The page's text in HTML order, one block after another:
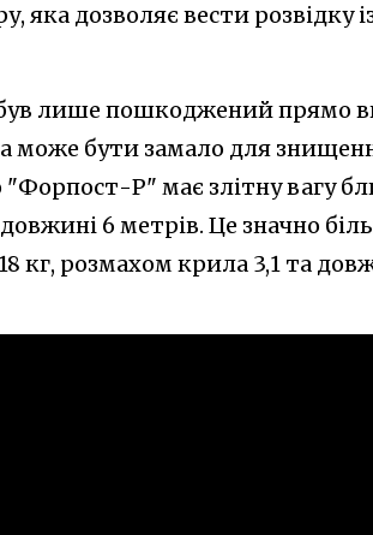
дозволяє вести розвідку
лише пошкоджений прямо
може бути замало для
Р" має злітну вагу
6 метрів. Це значно
кг, розмахом крила 3,1 та